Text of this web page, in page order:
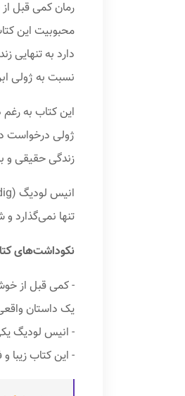
محبوبیت این
دارد به تنهایی
نسبت به ژولی
این کتاب به رغم
ژولی درخواست
زندگی حقیقی و
تنها نمی‌گذارد
نکوداشت‌های
- کمی قبل از
یک داستان
- انیس لودیگ
- این کتاب